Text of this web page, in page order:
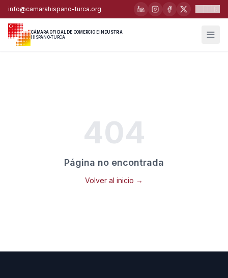
info@camarahispano-turca.org
CÁMARA OFICIAL DE COMERCIO E INDUSTRIA
HISPANO-TURCA
404
Página no encontrada
Volver al inicio →